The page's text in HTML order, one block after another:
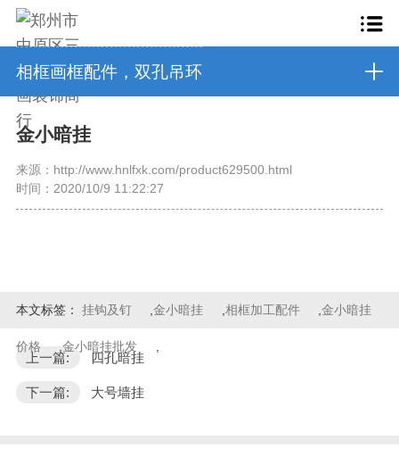
相框画框配件，双孔吊环
金小暗挂
来源：http://www.hnlfxk.com/product629500.html
时间：2020/10/9 11:22:27
本文标签： 挂钩及钉 ,金小暗挂 相框加工配件 ,金小暗挂
价格 ,金小暗挂批发
上一篇: 四孔暗挂
下一篇: 大号墙挂